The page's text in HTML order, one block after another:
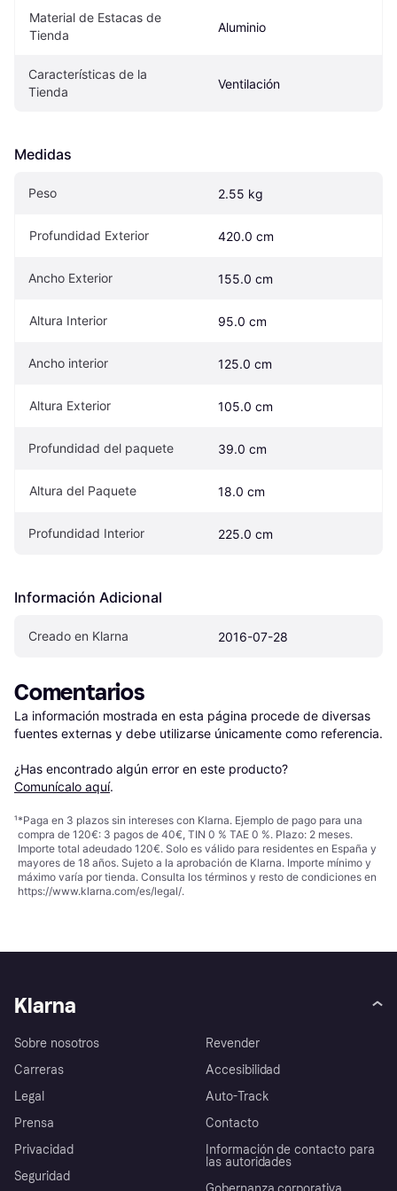
Material de Estacas de
Tienda
Aluminio
Características de la
Tienda
Ventilación
Medidas
Peso 2.55 kg
Profundidad Exterior 420.0 cm
Ancho Exterior 155.0 cm
Altura Interior 95.0 cm
Ancho interior 125.0 cm
Altura Exterior 105.0 cm
Profundidad del paquete 39.0 cm
Altura del Paquete 18.0 cm
Profundidad Interior 225.0 cm
Información Adicional
Creado en Klarna 2016-07-28
Comentarios
La información mostrada en esta página procede de diversas
fuentes externas y debe utilizarse únicamente como referencia.
¿Has encontrado algún error en este producto?
Comunícalo aquí.
¹*Paga en 3 plazos sin intereses con Klarna. Ejemplo de pago para una
compra de 120€: 3 pagos de 40€, TIN 0 % TAE 0 %. Plazo: 2 meses.
Importe total adeudado 120€. Solo es válido para residentes en España y
mayores de 18 años. Sujeto a la aprobación de Klarna. Importe mínimo y
máximo varía por tienda. Consulta los términos y resto de condiciones en
https://www.klarna.com/es/legal/.
Klarna
Sobre nosotros
Carreras
Legal
Prensa
Privacidad
Seguridad
Revender
Accesibilidad
Auto-Track
Contacto
Información de contacto para
las autoridades